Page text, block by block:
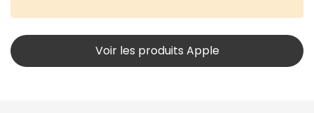
Voir les produits Apple